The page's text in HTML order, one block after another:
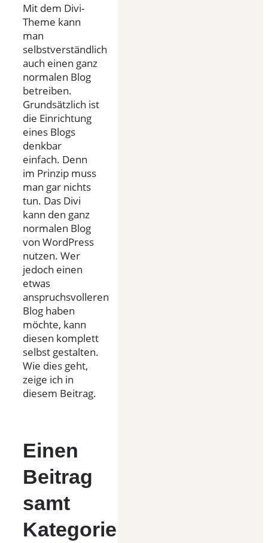
Mit dem Divi-
Theme kann
man
selbstverständlich
auch einen ganz
normalen Blog
betreiben.
Grundsätzlich ist
die Einrichtung
eines Blogs
denkbar
einfach. Denn
im Prinzip muss
man gar nichts
tun. Das Divi
kann den ganz
normalen Blog
von WordPress
nutzen. Wer
jedoch einen
etwas
anspruchsvolleren
Blog haben
möchte, kann
diesen komplett
selbst gestalten.
Wie dies geht,
zeige ich in
diesem Beitrag.
Einen
Beitrag
samt
Kategorie